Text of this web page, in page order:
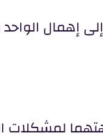
إهمال الواحد
لمشكلات